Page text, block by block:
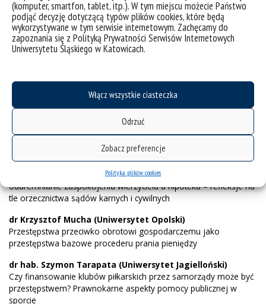
(komputer, smartfon, tablet, itp.). W tym miejscu możecie Państwo
podjąć decyzję dotyczącą typów plików cookies, które będą
wykorzystywane w tym serwisie internetowym. Zachęcamy do
zapoznania się z Polityką Prywatności Serwisów Internetowych
Uniwersytetu Śląskiego w Katowicach.
Włącz wszystkie ciasteczka
Odrzuć
Zobacz preferencje
Polityka plików cookies
Znaczenie instrumentów compliance dla możliwości
wykreowania i przypisania organizacji gospodarczej
odpowiedzialności za jej własne przestępstwo
Panel II
(moderacja: dr Piotr Zawiejski, UŚ)
dr hab. Anna Wilk (Akademia WSB)
Udaremnianie zaspokojenia wierzyciela a hipoteka – refleksje na
tle orzecznictwa sądów karnych i cywilnych
dr Krzysztof Mucha (Uniwersytet Opolski)
Przestępstwa przeciwko obrotowi gospodarczemu jako
przestępstwa bazowe procederu prania pieniędzy
dr hab. Szymon Tarapata (Uniwersytet Jagielloński)
Czy finansowanie klubów piłkarskich przez samorządy może być
przestępstwem? Prawnokarne aspekty pomocy publicznej w
sporcie